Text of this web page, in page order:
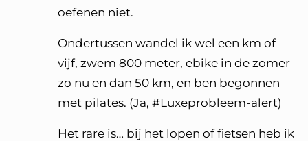
oefenen niet.
Ondertussen wandel ik wel een km of
vijf, zwem 800 meter, ebike in de zomer
zo nu en dan 50 km, en ben begonnen
met pilates. (Ja, #Luxeprobleem-alert)
Het rare is… bij het lopen of fietsen heb ik